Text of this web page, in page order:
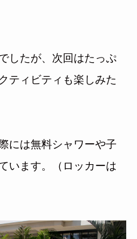
したが、次回はたっぷ
ティビティも楽しみた
には無料シャワーや子
います。（ロッカーは